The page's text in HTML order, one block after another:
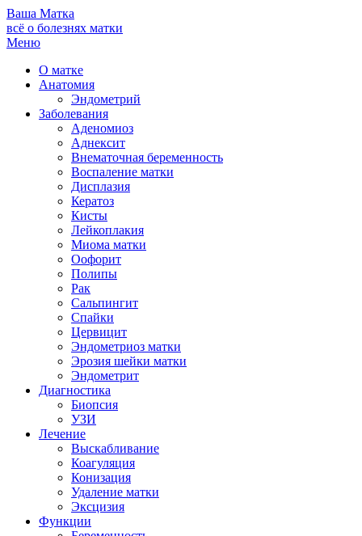
Ваша Матка
всё о болезнях матки
Меню
О матке
Анатомия
Эндометрий
Заболевания
Аденомиоз
Аднексит
Внематочная беременность
Воспаление матки
Дисплазия
Кератоз
Кисты
Лейкоплакия
Миома матки
Оофорит
Полипы
Рак
Сальпингит
Спайки
Цервицит
Эндометриоз матки
Эрозия шейки матки
Эндометрит
Диагностика
Биопсия
УЗИ
Лечение
Выскабливание
Коагуляция
Конизация
Удаление матки
Эксцизия
Функции